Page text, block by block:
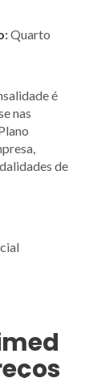
:Quarto
é
nas
de